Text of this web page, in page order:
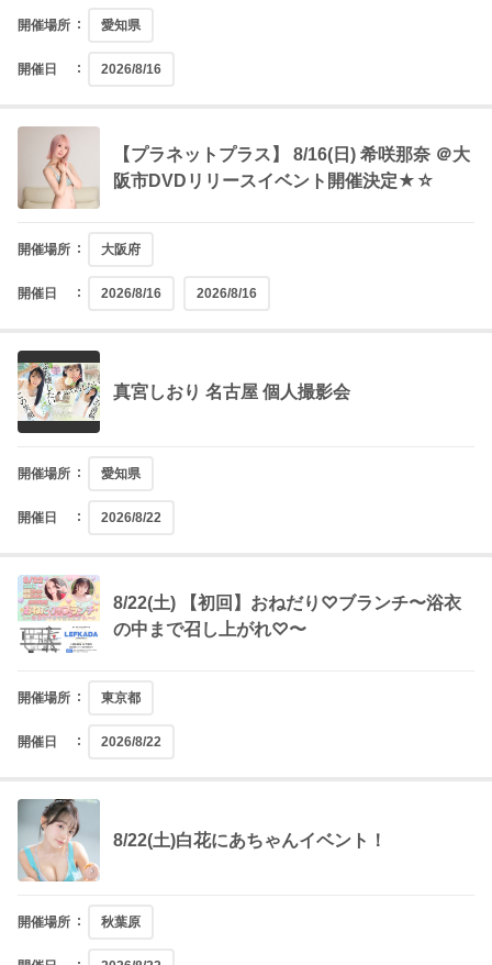
開催場所 愛知県
開催日 2026/8/16
【プラネットプラス】 8/16(日) 希咲那奈 ＠大
阪市DVDリリースイベント開催決定★☆
開催場所 大阪府
開催日 2026/8/16 2026/8/16
真宮しおり 名古屋 個人撮影会
開催場所 愛知県
開催日 2026/8/22
8/22(土) 【初回】おねだり♡ブランチ〜浴衣
の中まで召し上がれ♡〜
開催場所 東京都
開催日 2026/8/22
8/22(土)白花にあちゃんイベント！
開催場所 秋葉原